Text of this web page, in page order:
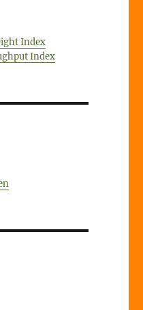
// Brexit // BER“
Index
Index